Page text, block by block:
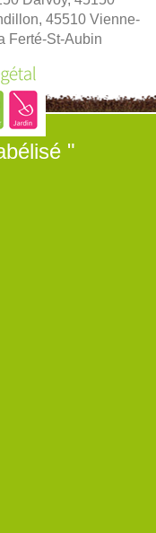
45510 Vienne-
Ferté-St-Aubin
"